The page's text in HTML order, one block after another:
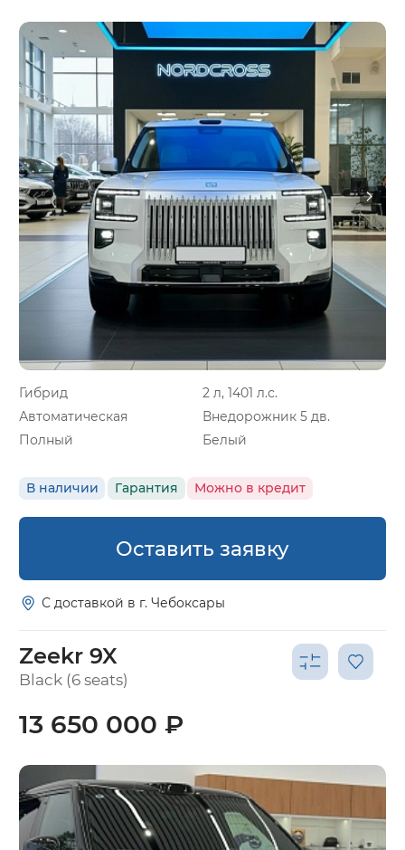
Гибрид
2 л, 1401 л.с.
Автоматическая
Внедорожник 5 дв.
Полный
Белый
В наличии Гарантия Можно в кредит
Оставить заявку
С доставкой в г. Чебоксары
Zeekr 9X
Black (6 seats)
13 650 000 ₽